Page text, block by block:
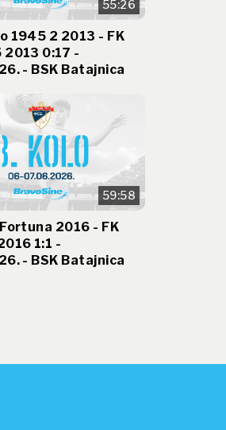
55:26
1945 2 2013 - FK
2013 0:17 -
- BSK Batajnica
59:58
2016 - FK
1:1 -
- BSK Batajnica